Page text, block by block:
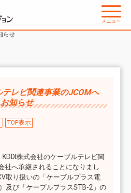
メニュー
らせ
テレビ関連事業のJCOMへ
知らせ
TOP表示
株式会社のケーブルテレビ関
社へ承継されることになりまし
取り扱いの「ケーブルプラス電
及び「ケーブルプラスSTB-2」の